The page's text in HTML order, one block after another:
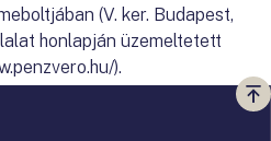
(V. ker. Budapest,
honlapján üzemeltetett
).
a